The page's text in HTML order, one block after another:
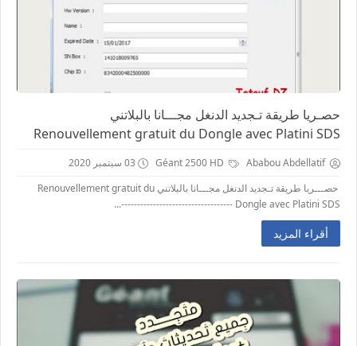
حصـريا طريقة تـجديد الدنغل مجـــانا بالبلاتني
Renouvellement gratuit du Dongle avec Platini SDS
Ababou Abdellatif
03 سبتمبر 2020
حصـــريا طريقة تـجديد الدنغل مجـــانا بالبلاتني Renouvellement gratuit du
Dongle avec Platini SDS -----------------------------------...
أقراء المزيد